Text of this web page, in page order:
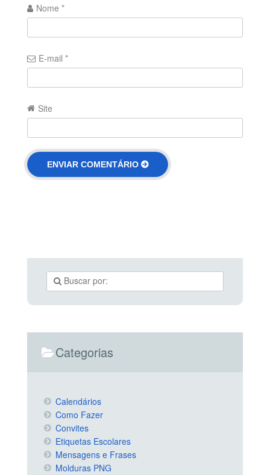
Nome *
E-mail *
Site
Categorias
Calendários
Como Fazer
Convites
Etiquetas Escolares
Mensagens e Frases
Molduras PNG